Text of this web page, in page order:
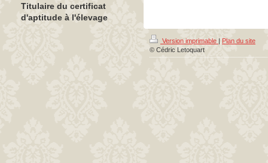
Titulaire du certificat
d'aptitude à l'élevage
Version imprimable | Plan du site
© Cédric Letoquart